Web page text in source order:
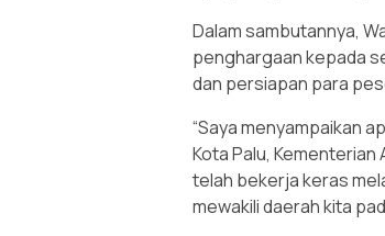
Dalam sambutannya,
penghargaan kepada
dan persiapan para
“Saya menyampaikan
Kota Palu,
telah bekerja keras
mewakili daerah kita